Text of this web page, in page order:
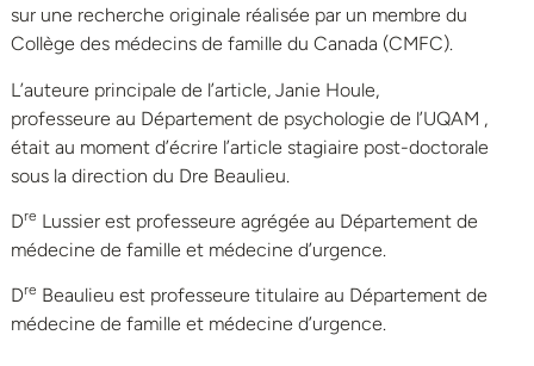
sur une recherche originale réalisée par un membre du
Collège des médecins de famille du Canada (CMFC).
L’auteure principale de l’article, Janie Houle,
professeure au Département de psychologie de l’UQAM ,
était au moment d’écrire l’article stagiaire post-doctorale
sous la direction du Dre Beaulieu.
Dre Lussier est professeure agrégée au Département de
médecine de famille et médecine d’urgence.
Dre Beaulieu est professeure titulaire au Département de
médecine de famille et médecine d’urgence.